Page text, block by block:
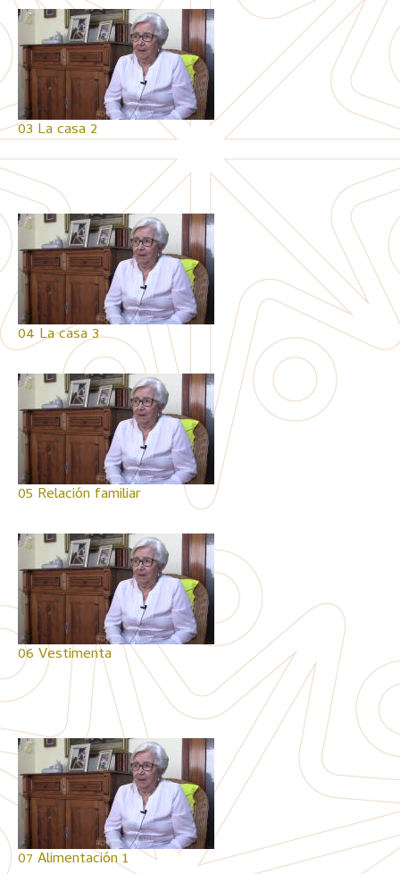
03 La casa 2
04 La casa 3
05 Relación familiar
06 Vestimenta
07 Alimentación 1